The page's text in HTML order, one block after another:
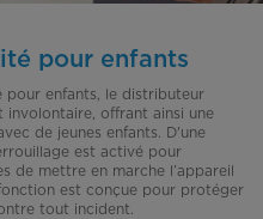
pour enfants
pour enfants, le distributeur
involontaire, offrant ainsi une
de jeunes enfants. D'une
est activé pour
de mettre en marche l’appareil
est conçue pour protéger
tout incident.